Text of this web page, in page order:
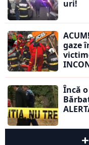
uri!
gaze
Încă o